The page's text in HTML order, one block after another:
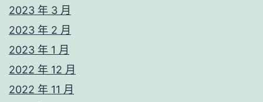
2023 年 3 月
2023 年 2 月
2023 年 1 月
2022 年 12 月
2022 年 11 月